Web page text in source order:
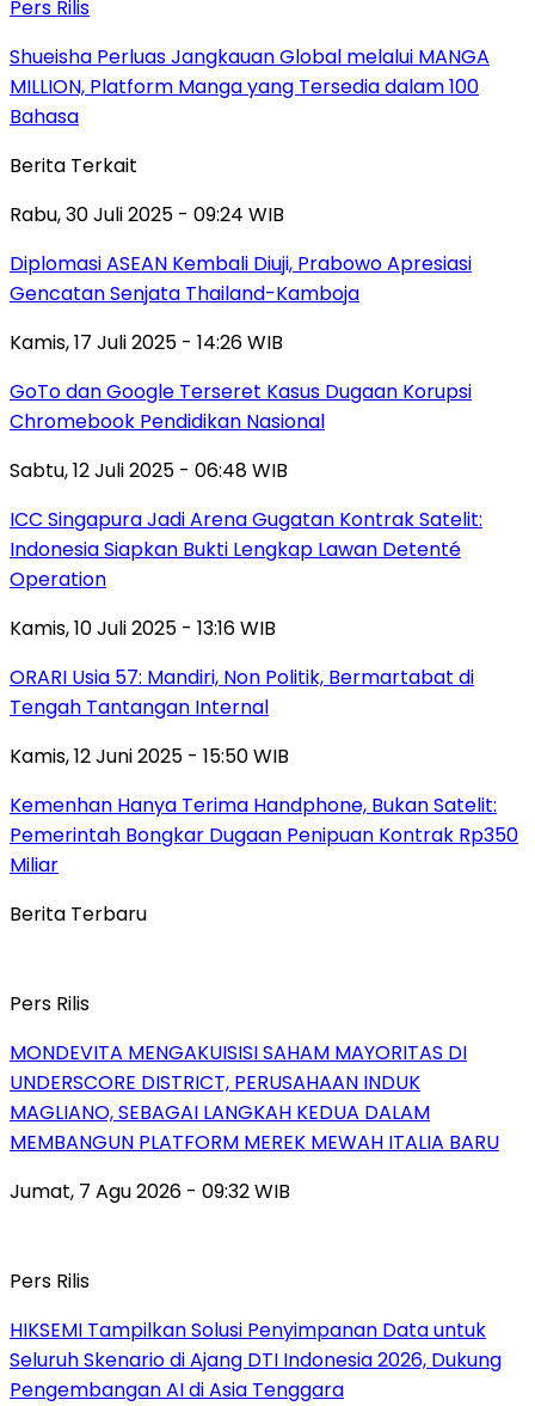
Pers Rilis
Shueisha Perluas Jangkauan Global melalui MANGA
MILLION, Platform Manga yang Tersedia dalam 100
Bahasa
Berita Terkait
Rabu, 30 Juli 2025 - 09:24 WIB
Diplomasi ASEAN Kembali Diuji, Prabowo Apresiasi
Gencatan Senjata Thailand-Kamboja
Kamis, 17 Juli 2025 - 14:26 WIB
GoTo dan Google Terseret Kasus Dugaan Korupsi
Chromebook Pendidikan Nasional
Sabtu, 12 Juli 2025 - 06:48 WIB
ICC Singapura Jadi Arena Gugatan Kontrak Satelit:
Indonesia Siapkan Bukti Lengkap Lawan Detenté
Operation
Kamis, 10 Juli 2025 - 13:16 WIB
ORARI Usia 57: Mandiri, Non Politik, Bermartabat di
Tengah Tantangan Internal
Kamis, 12 Juni 2025 - 15:50 WIB
Kemenhan Hanya Terima Handphone, Bukan Satelit:
Pemerintah Bongkar Dugaan Penipuan Kontrak Rp350
Miliar
Berita Terbaru
Pers Rilis
MONDEVITA MENGAKUISISI SAHAM MAYORITAS DI
UNDERSCORE DISTRICT, PERUSAHAAN INDUK
MAGLIANO, SEBAGAI LANGKAH KEDUA DALAM
MEMBANGUN PLATFORM MEREK MEWAH ITALIA BARU
Jumat, 7 Agu 2026 - 09:32 WIB
Pers Rilis
HIKSEMI Tampilkan Solusi Penyimpanan Data untuk
Seluruh Skenario di Ajang DTI Indonesia 2026, Dukung
Pengembangan AI di Asia Tenggara